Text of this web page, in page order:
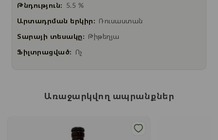
Թնդություն: 5.5 %
Արտադրման երկիր: Ռուսաստան
Տարայի տեսակը: Թիթեղյա
Ֆիլտրացված: Ոչ
Առաջարկվող ապրանքներ